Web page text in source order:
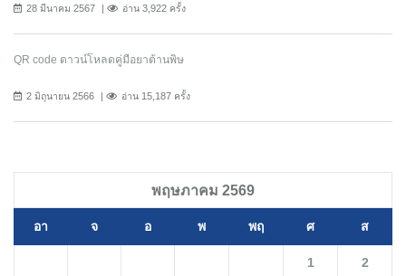
28 มีนาคม 2567 อ่าน 3,922 ครั้ง
QR code ดาวน์โหลดคู่มือยาต้านพิษ
2 มิถุนายน 2566 อ่าน 15,187 ครั้ง
พฤษภาคม 2569
อา จ อ พ พฤ ศ ส
1 2